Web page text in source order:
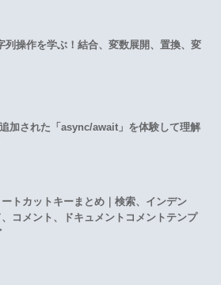
列操作を学ぶ！結合、変数展開、置換、変
加された「async/await」を体験して理解
トカットキーまとめ｜検索、インデン
、コメント、ドキュメントコメントテンプ